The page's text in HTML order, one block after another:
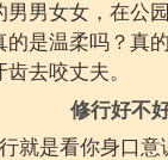
男男女女，在公
的是温柔吗？真
去咬丈夫。
修行好不
就是看你身口